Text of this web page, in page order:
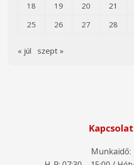
18
19 20 21
25
26 27 28
« júl szept »
Kapcsolat
Munkaidő: